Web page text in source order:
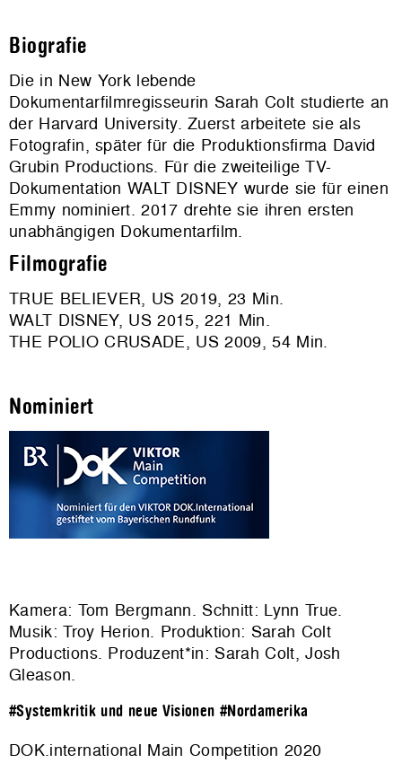
Biografie
Die in New York lebende
Dokumentarfilmregisseurin Sarah Colt studierte an
der Harvard University. Zuerst arbeitete sie als
Fotografin, später für die Produktionsfirma David
Grubin Productions. Für die zweiteilige TV-
Dokumentation WALT DISNEY wurde sie für einen
Emmy nominiert. 2017 drehte sie ihren ersten
unabhängigen Dokumentarfilm.
Filmografie
TRUE BELIEVER, US 2019, 23 Min.
WALT DISNEY, US 2015, 221 Min.
THE POLIO CRUSADE, US 2009, 54 Min.
Nominiert
Kamera: Tom Bergmann. Schnitt: Lynn True.
Musik: Troy Herion. Produktion: Sarah Colt
Productions. Produzent*in: Sarah Colt, Josh
Gleason.
#Systemkritik und neue Visionen #Nordamerika
DOK.international Main Competition 2020